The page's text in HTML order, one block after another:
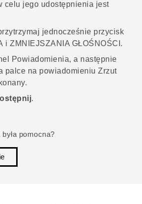
celu jego udostępnienia jest
jednocześnie przycisk
i ZMNIEJSZANIA GŁOŚNOŚCI .
Powiadomienia, a następnie
palce na powiadomieniu Zrzut
.
.
pomocna?